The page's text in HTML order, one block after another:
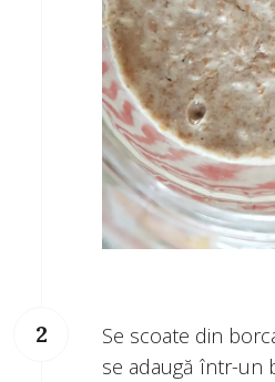
Se scoate din
se adaugă într-un